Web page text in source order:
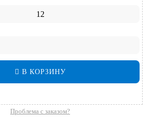
В КОРЗИНУ
Проблема с заказом?